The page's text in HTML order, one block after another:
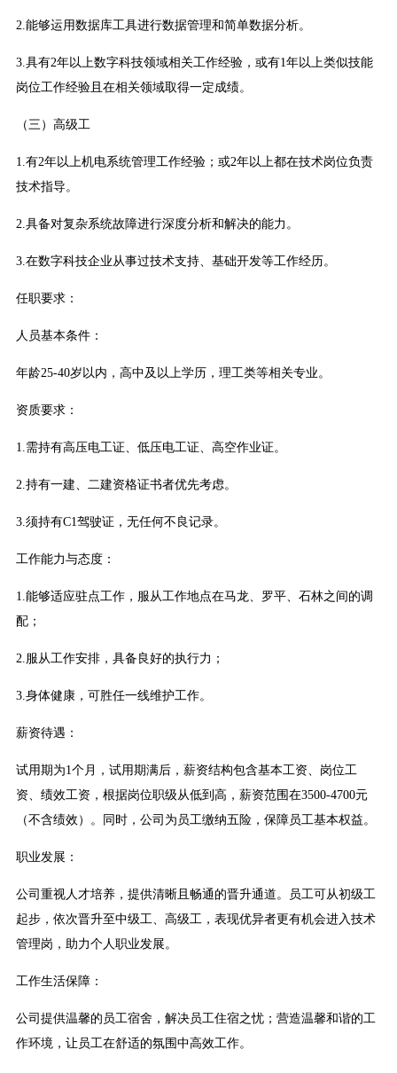
2.能够运用数据库工具进行数据管理和简单数据分析。
3.具有2年以上数字科技领域相关工作经验，或有1年以上类似技能
岗位工作经验且在相关领域取得一定成绩。
（三）高级工
1.有2年以上机电系统管理工作经验；或2年以上都在技术岗位负责
技术指导。
2.具备对复杂系统故障进行深度分析和解决的能力。
3.在数字科技企业从事过技术支持、基础开发等工作经历。
任职要求：
人员基本条件：
年龄25-40岁以内，高中及以上学历，理工类等相关专业。
资质要求：
1.需持有高压电工证、低压电工证、高空作业证。
2.持有一建、二建资格证书者优先考虑。
3.须持有C1驾驶证，无任何不良记录。
工作能力与态度：
1.能够适应驻点工作，服从工作地点在马龙、罗平、石林之间的调
配；
2.服从工作安排，具备良好的执行力；
3.身体健康，可胜任一线维护工作。
薪资待遇：
试用期为1个月，试用期满后，薪资结构包含基本工资、岗位工
资、绩效工资，根据岗位职级从低到高，薪资范围在3500-4700元
（不含绩效）。同时，公司为员工缴纳五险，保障员工基本权益。
职业发展：
公司重视人才培养，提供清晰且畅通的晋升通道。员工可从初级工
起步，依次晋升至中级工、高级工，表现优异者更有机会进入技术
管理岗，助力个人职业发展。
工作生活保障：
公司提供温馨的员工宿舍，解决员工住宿之忧；营造温馨和谐的工
作环境，让员工在舒适的氛围中高效工作。